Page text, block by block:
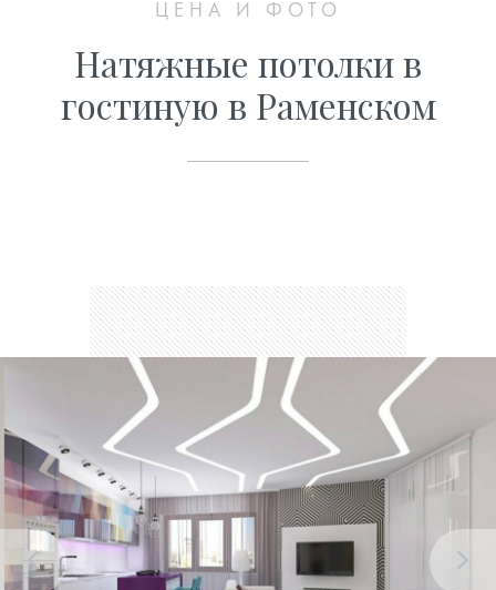
ЦЕНА И ФОТО
Натяжные потолки в
гостиную в Раменском